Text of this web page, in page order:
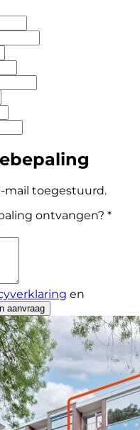
mail toegestuurd.
ontvangen? *
en
aanvraag